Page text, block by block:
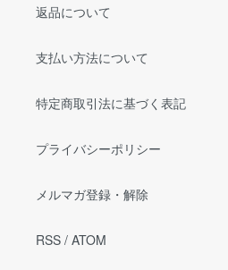
返品について
支払い方法について
特定商取引法に基づく表記
プライバシーポリシー
メルマガ登録・解除
RSS / ATOM